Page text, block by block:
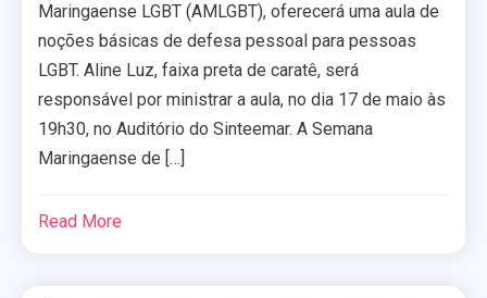
Maringaense LGBT (AMLGBT), oferecerá uma aula de
noções básicas de defesa pessoal para pessoas
LGBT. Aline Luz, faixa preta de caratê, será
responsável por ministrar a aula, no dia 17 de maio às
19h30, no Auditório do Sinteemar. A Semana
Maringaense de […]
Read More